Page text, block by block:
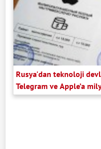
Rusya'dan teknoloji
Telegram ve Apple’a